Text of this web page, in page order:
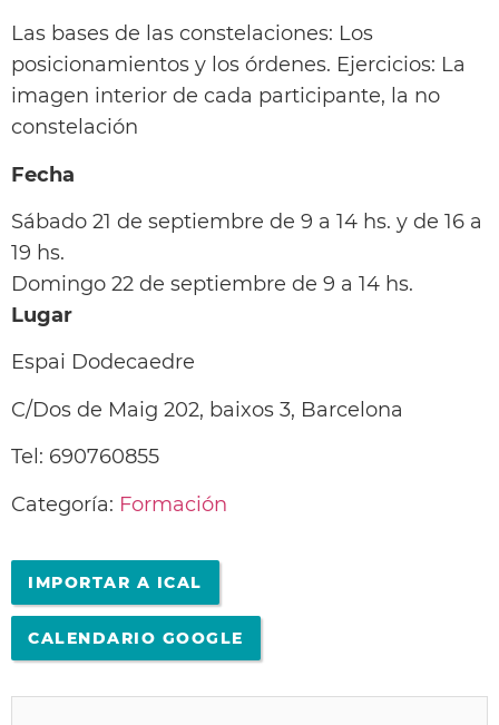
Las bases de las constelaciones: Los
posicionamientos y los órdenes. Ejercicios: La
imagen interior de cada participante, la no
constelación
Fecha
Sábado 21 de septiembre de 9 a 14 hs. y de 16 a
19 hs.
Domingo 22 de septiembre de 9 a 14 hs.
Lugar
Espai Dodecaedre
C/Dos de Maig 202, baixos 3, Barcelona
Tel: 690760855
Categoría: Formación
IMPORTAR A ICAL
CALENDARIO GOOGLE